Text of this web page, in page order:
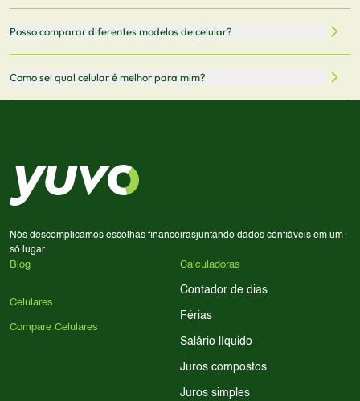
informações mais recentes de cada modelo.
comissão sem custo adicional para você.
Posso comparar diferentes modelos de celular?
Sim! Você pode selecionar até 3 celulares para comparar
Como sei qual celular é melhor para mim?
processador e bateria são essenciais. Use nossos filtros
para encontrar o celular ideal.
Nós descomplicamos escolhas financeirasjuntando dados confiáveis em um
só lugar.
Blog
Celulares
Compare Celulares
Calculadoras
Contador de dias
Férias
Salário líquido
Juros compostos
Juros simples